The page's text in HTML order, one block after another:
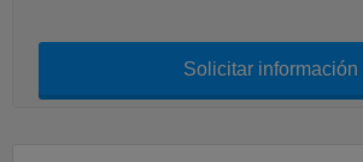
Solicitar información